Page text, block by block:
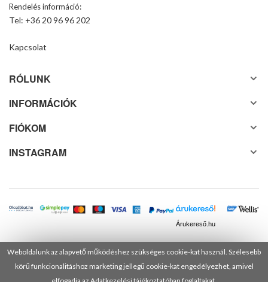
Weboldalunk az alapvető működéshez szükséges cookie-kat használ. Szélesebb
körű funkcionalitáshoz marketing jellegű cookie-kat engedélyezhet, amivel
Rendelés információ:
Tel: +36 20 96 96 202
Kapcsolat
RÓLUNK
INFORMÁCIÓK
FIÓKOM
INSTAGRAM
Árukereső.hu
© 2025 Minden jog fenntartva! DANUSA Hungary Kft.